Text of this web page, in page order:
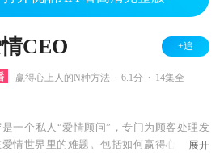
CEO +追
赢得心上人的N种方法 6.1分 14集全
是一个私人“爱情顾问”，专门为顾客处理发
爱情世界里的难题。包括如何赢得心上人的
展开